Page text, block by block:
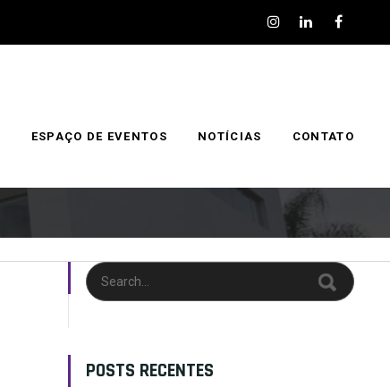
ESPAÇO DE EVENTOS NOTÍCIAS CONTATO
POSTS RECENTES